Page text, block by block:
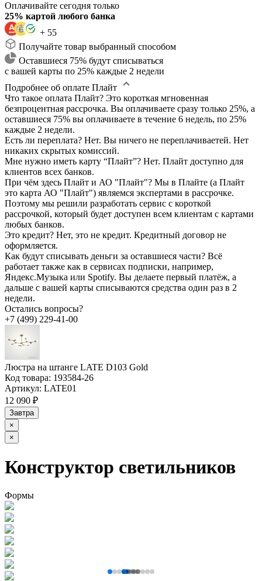
Оплачивайте сегодня только
25% картой любого банка
+ 55
Получайте товар выбранный способом
Оставшиеся 75% будут списываться
с вашей карты по 25% каждые 2 недели
Подробнее об оплате Плайт
Что такое оплата Плайт? Это короткая мгновенная
безпроцентная рассрочка. Вы оплачиваете сразу только 25%, а
оставшиеся 75% вы оплачиваете в течение 6 недель, по 25%
каждые 2 недели.
Есть ли переплата? Нет. Вы ничего не переплачиваетей. Нет
никаких скрытых комиссий.
Мне нужно иметь карту “Плайт”? Нет. Плайт доступно для
клиентов всех банков.
При чём здесь Плайт и АО "Плайт"? Мы в Плайте (а Плайт
это карта АО "Плайт") являемся экспертами в рассрочке.
Поэтому мы решили разработать сервис с короткой
рассрочкой, который будет доступен всем клиентам с картами
любых банков.
Это кредит? Нет, это не кредит. Кредитный договор не
оформляется.
Как будут списывать деньги за оставшиеся части? Всё
работает также как в сервисах подписки, например,
Яндекс.Музыка или Spotify. Вы делаете первый платёж, а
дальше с вашей карты списываются средства один раз в 2
недели.
Остались вопросы?
+7 (499) 229-41-00
Люстра на штанге LATE D103 Gold
Код товара: 193584-26
Артикул: LATE01
12 090 ₽
Завтра
×
×
Конструктор светильников
Формы